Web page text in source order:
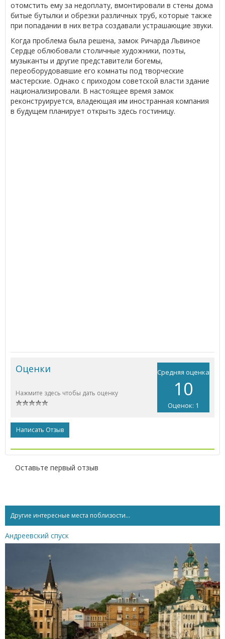
отомстить ему за недоплату, вмонтировали в стены дома
битые бутылки и обрезки различных труб, которые также
при попадании в них ветра создавали устрашающие звуки.
Когда проблема была решена, замок Ричарда Львиное
Сердце облюбовали столичные художники, поэты,
музыканты и другие представители богемы,
переоборудовавшие его комнаты под творческие
мастерские. Однако с приходом советской власти здание
национализировали. В настоящее время замок
реконструируется, владеющая им иностранная компания
в будущем планирует открыть здесь гостиницу.
Средняя оценка
10
Оценок: 1
Оценки
Нажмите здесь чтобы дать оценку
Написать Отзыв
Оставьте первый отзыв
Другие интересные места поблизости...
Андреевский спуск